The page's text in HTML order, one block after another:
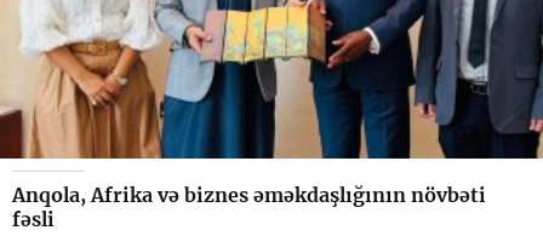
Anqola, Afrika və biznes əməkdaşlığının növbəti
fəsli